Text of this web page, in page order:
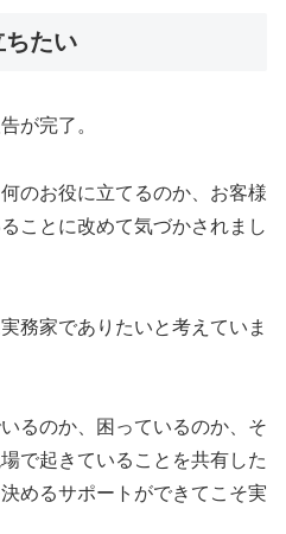
ちたい
が完了。
のお役に立てるのか、お客様
ことに改めて気づかされまし
務家でありたいと考えていま
るのか、困っているのか、そ
で起きていることを共有した
めるサポートができてこそ実